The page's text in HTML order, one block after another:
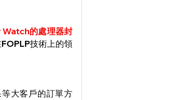
Watch的處理器封
技術上的領
大客戶的訂單方